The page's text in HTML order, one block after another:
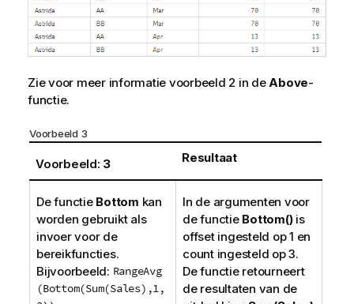
Zie voor meer informatie voorbeeld 2 in deAbove-
functie.
Voorbeeld 3
Voorbeeld: 3 Resultaat
De functie Bottom kan
worden gebruikt als
invoer voor de
bereikfuncties.
Bijvoorbeeld: RangeAvg
(Bottom(Sum(Sales),1,
In de argumenten voor
de functie Bottom()is
offsetingesteld op 1 en
countingesteld op 3.
De functie retourneert
de resultaten van de